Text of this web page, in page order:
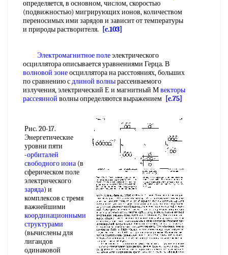
определяется, в основном, числом, скоростью
(подвижностью) мигрирующих ионов, количеством
переносимых ими зарядов и зависит от температуры
и природы растворителя.
[c.103]
Электромагнитное полеэлектрического
осциллятора описывается уравнениями Герца. В
волновой зонеосциллятора на расстояниях, больших
по сравнению сдлиной волнырассеиваемого
излучения, электрический Е и магнитный Мвекторы
рассеянной волны определяются выражением [c.75]
Рис. 20-17.
Энергетические
уровни пяти
-орбиталей
свободного иона (в
сферическом поле
электрического
заряда) и
комплексов с тремя
важнейшими
координационными
структурами
(вычислены для
лигандов
одинаковой